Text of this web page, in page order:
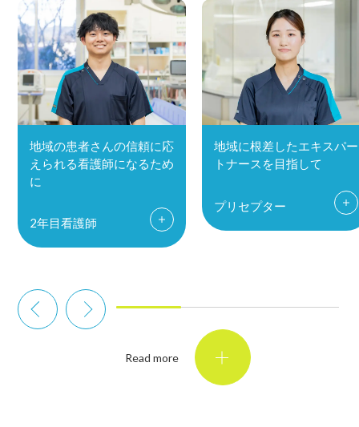
地域の患者さんの信頼に応
えられる看護師になるため
に
2年目看護師
地域に根差したエキスパー
トナースを目指して
プリセプター
Read more